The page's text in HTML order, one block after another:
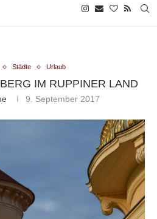
Städte Urlaub
IM RUPPINER LAND
9. September 2017